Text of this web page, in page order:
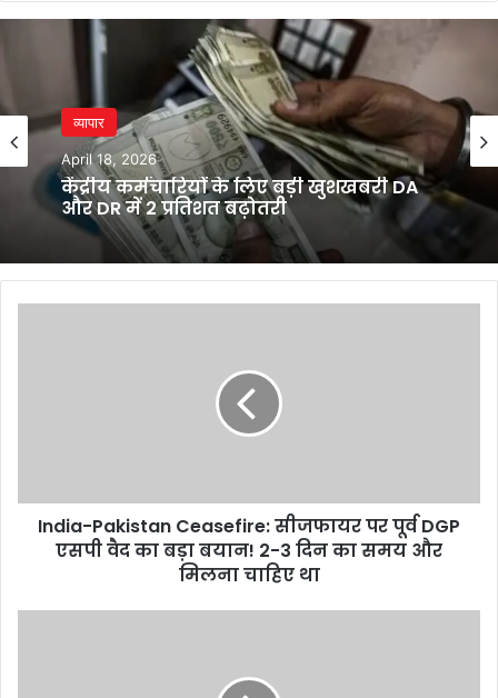
व्यापार
April 18, 2026
केंद्रीय कर्मचारियों के लिए बड़ी खुशखबरी DA
और DR में 2 प्रतिशत बढ़ोतरी
वैद
India-Pakistan Ceasefire: सीजफायर पर पूर्व DGP
एसपी वैद का बड़ा बयान! 2-3 दिन का समय और
मिलना चाहिए था